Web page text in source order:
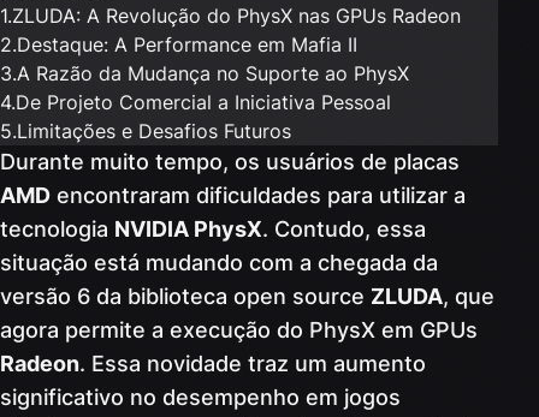
1.ZLUDA: A Revolução do PhysX nas GPUs Radeon
2.Destaque: A Performance em Mafia II
3.A Razão da Mudança no Suporte ao PhysX
4.De Projeto Comercial a Iniciativa Pessoal
5.Limitações e Desafios Futuros
Durante muito tempo, os usuários de placas
AMD encontraram dificuldades para utilizar a
tecnologia NVIDIA PhysX. Contudo, essa
situação está mudando com a chegada da
versão 6 da biblioteca open source ZLUDA, que
agora permite a execução do PhysX em GPUs
Radeon. Essa novidade traz um aumento
significativo no desempenho em jogos